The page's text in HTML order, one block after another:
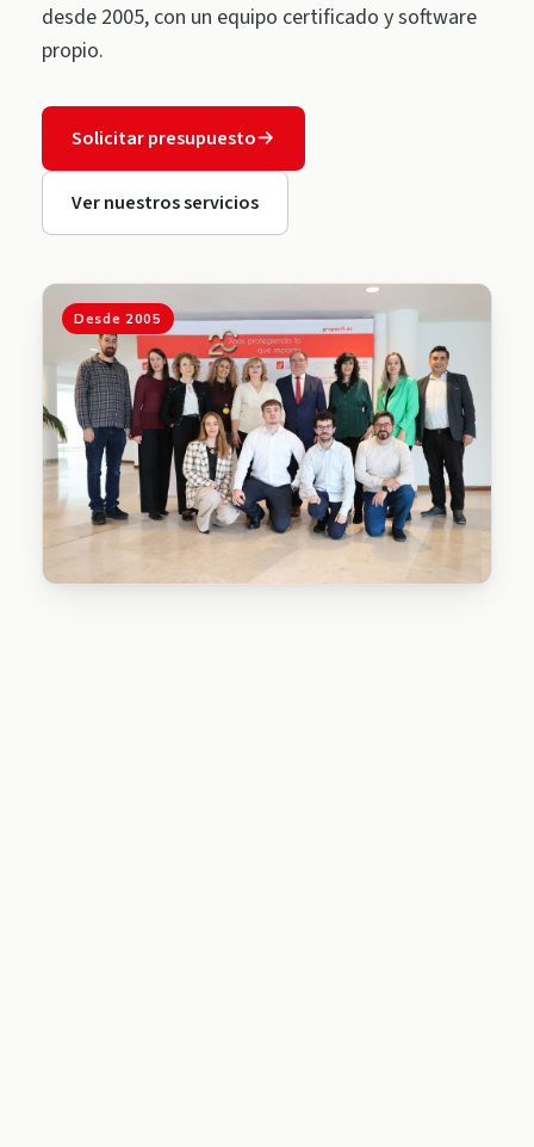
desde 2005, con un equipo certificado y software
propio.
Solicitar presupuesto
Ver nuestros servicios
Desde 2005